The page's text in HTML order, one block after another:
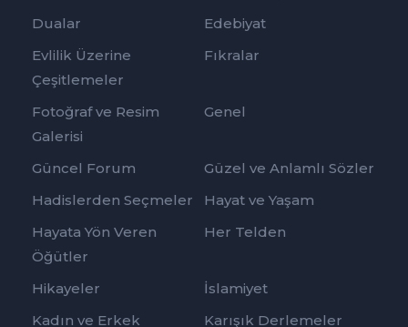
Dualar
Edebiyat
Evlilik Üzerine
Çeşitlemeler
Fıkralar
Fotoğraf ve Resim
Galerisi
Genel
Güncel Forum
Güzel ve Anlamlı Sözler
Hadislerden Seçmeler
Hayat ve Yaşam
Hayata Yön Veren
Öğütler
Her Telden
Hikayeler
İslamiyet
Kadın ve Erkek
Karışık Derlemeler